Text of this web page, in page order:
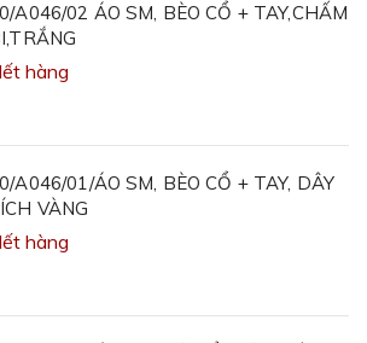
A046/02 ÁO SM, BÈO CỔ + TAY,CHẤM
hàng
A046/01/ÁO SM, BÈO CỔ + TAY, DÂY
VÀNG
hàng